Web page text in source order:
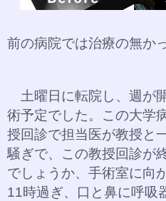
前の病院では治療の無か
土曜日に転院し、週が
術予定でした。この大学
授回診で担当医が教授と
騒ぎで、この教授回診が
でしょうか、手術室に向
11時過ぎ、口と鼻に呼吸